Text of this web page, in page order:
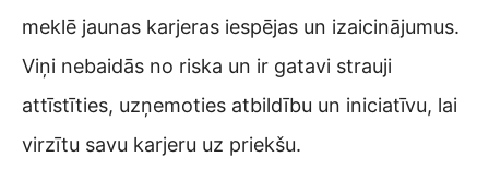
meklē jaunas karjeras iespējas un izaicinājumus.
Viņi nebaidās no riska un ir gatavi strauji
attīstīties, uzņemoties atbildību un iniciatīvu, lai
virzītu savu karjeru uz priekšu.